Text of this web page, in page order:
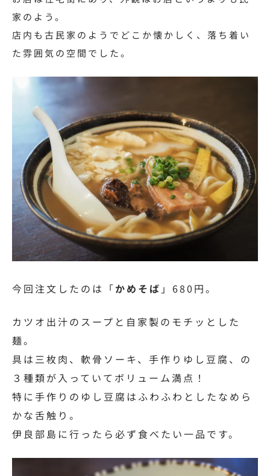
家のよう。
店内も古民家のようでどこか懐かしく、落ち着い
た雰囲気の空間でした。
今回注文したのは「かめそば 」680円。
カツオ出汁のスープと自家製のモチッとした
麺。
具は三枚肉、軟骨ソーキ、手作りゆし豆腐、の
３種類が入っていてボリューム満点！
特に手作りのゆし豆腐はふわふわとしたなめら
かな舌触り。
伊良部島に行ったら必ず食べたい一品です。